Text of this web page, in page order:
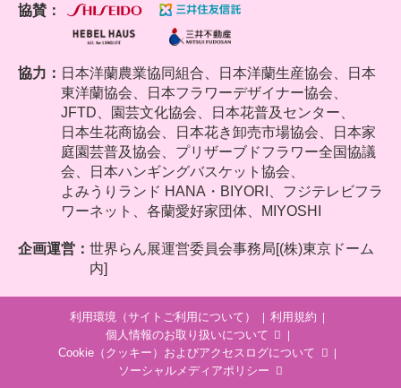
協賛：
協力： 日本洋蘭農業協同組合、
日本洋蘭生産協会、日本
東洋蘭協会、日本フラワーデザイナー協会、
JFTD、園芸文化協会、日本花普及センター、
日本生花商協会、日本花き卸売市場協会、日本家
庭園芸普及協会、プリザーブドフラワー全国協議
会、日本ハンギングバスケット協会、
よみうりランド HANA・BIYORI、フジテレビフラ
ワーネット、各蘭愛好家団体、MIYOSHI
企画運営： 世界らん展運営委員会事務局[(株)東京ドーム
内]
利用環境（サイトご利用について）
利用規約
個人情報のお取り扱いについて
Cookie（クッキー）およびアクセスログについて
ソーシャルメディアポリシー